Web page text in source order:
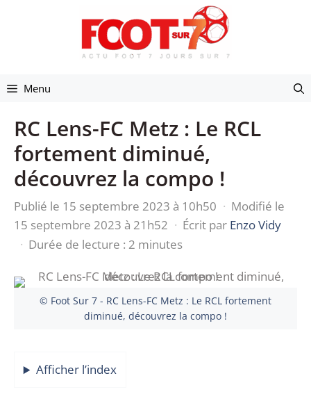
Menu
RC Lens-FC Metz : Le RCL
fortement diminué,
découvrez la compo !
Publié le 15 septembre 2023 à 10h50 · Modifié le
15 septembre 2023 à 21h52 · Écrit par Enzo Vidy
· Durée de lecture : 2 minutes
© Foot Sur 7 - RC Lens-FC Metz : Le RCL fortement
diminué, découvrez la compo !
Afficher l’index